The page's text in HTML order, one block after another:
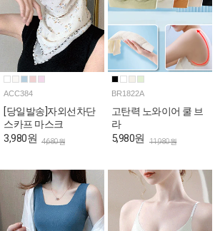
ACC384
[당일발송]자외선차단
스카프 마스크
3,980원 4,680원
BR1822A
고탄력 노와이어 쿨 브
라
5,980원 11,980원